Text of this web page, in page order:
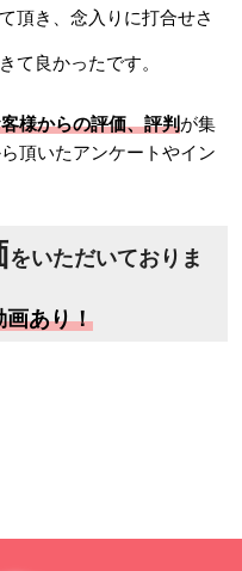
頂き、念入りに打合せさ
て良かったです。
様からの評価、評判が集
頂いたアンケートやイン
をいただいておりま
画あり！